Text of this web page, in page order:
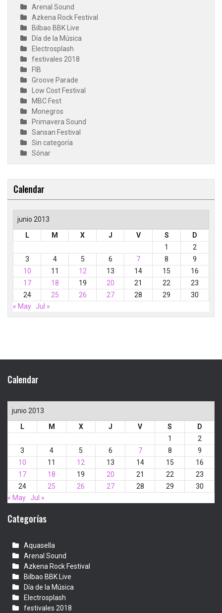
Arenal Sound
Azkena Rock Festival
Bilbao BBK Live
Día de la Música
Electrosplash
festivales 2018
FIB
Groove Parade
Low Cost Festival
MBC Fest
Monegros
Primavera Sound
Sansan Festival
Sin categoría
Sónar
Calendar
junio 2013
L
M X J V S
D
1
2
3
4 5 6 7 8
9
10
11 12 13 14 15
16
17
18 19 20 21 22
23
24
25 26 27 28 29
30
« May Jul »
Calendar
junio 2013
L
M X J V S
D
1
2
3
4 5 6 7 8
9
10
11 12 13 14 15
16
17
18 19 20 21 22
23
24
25 26 27 28 29
30
« May Jul »
Categorías
Aquasella
Arenal Sound
Azkena Rock Festival
Bilbao BBK Live
Día de la Música
Electrosplash
festivales 2018